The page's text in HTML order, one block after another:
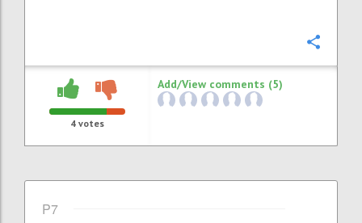
4 votes
Add/View comments (5)
P7